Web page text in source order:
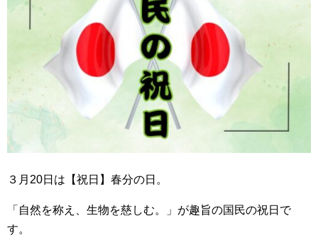
３月20日は【祝日】春分の日。
「自然を称え、生物を慈しむ。」が趣旨の国民の祝日で
す。